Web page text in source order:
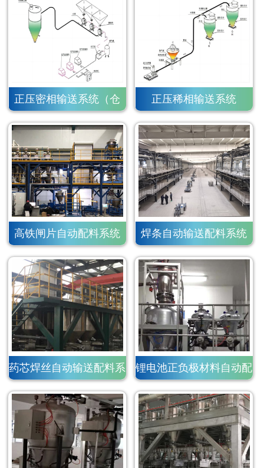
正压密相输送系统（仓
泵）
正压稀相输送系统
高铁闸片自动配料系统 焊条自动输送配料系统
药芯焊丝自动输送配料系
统
锂电池正负极材料自动配
料系统